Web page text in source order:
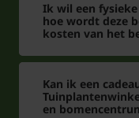
Ik wil een
hoe wordt deze
kosten van het
Kan ik een
en